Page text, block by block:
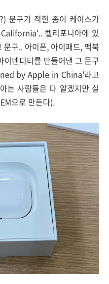
문구가 적힌 종이 케이스가
켈리포니아에 있
구.. 아이폰, 아이패드, 맥북
덴디티를 만들어낸 그 문구
by Apple in China'라고
는 사람들은 다 알겠지만 실
으로 만든다).